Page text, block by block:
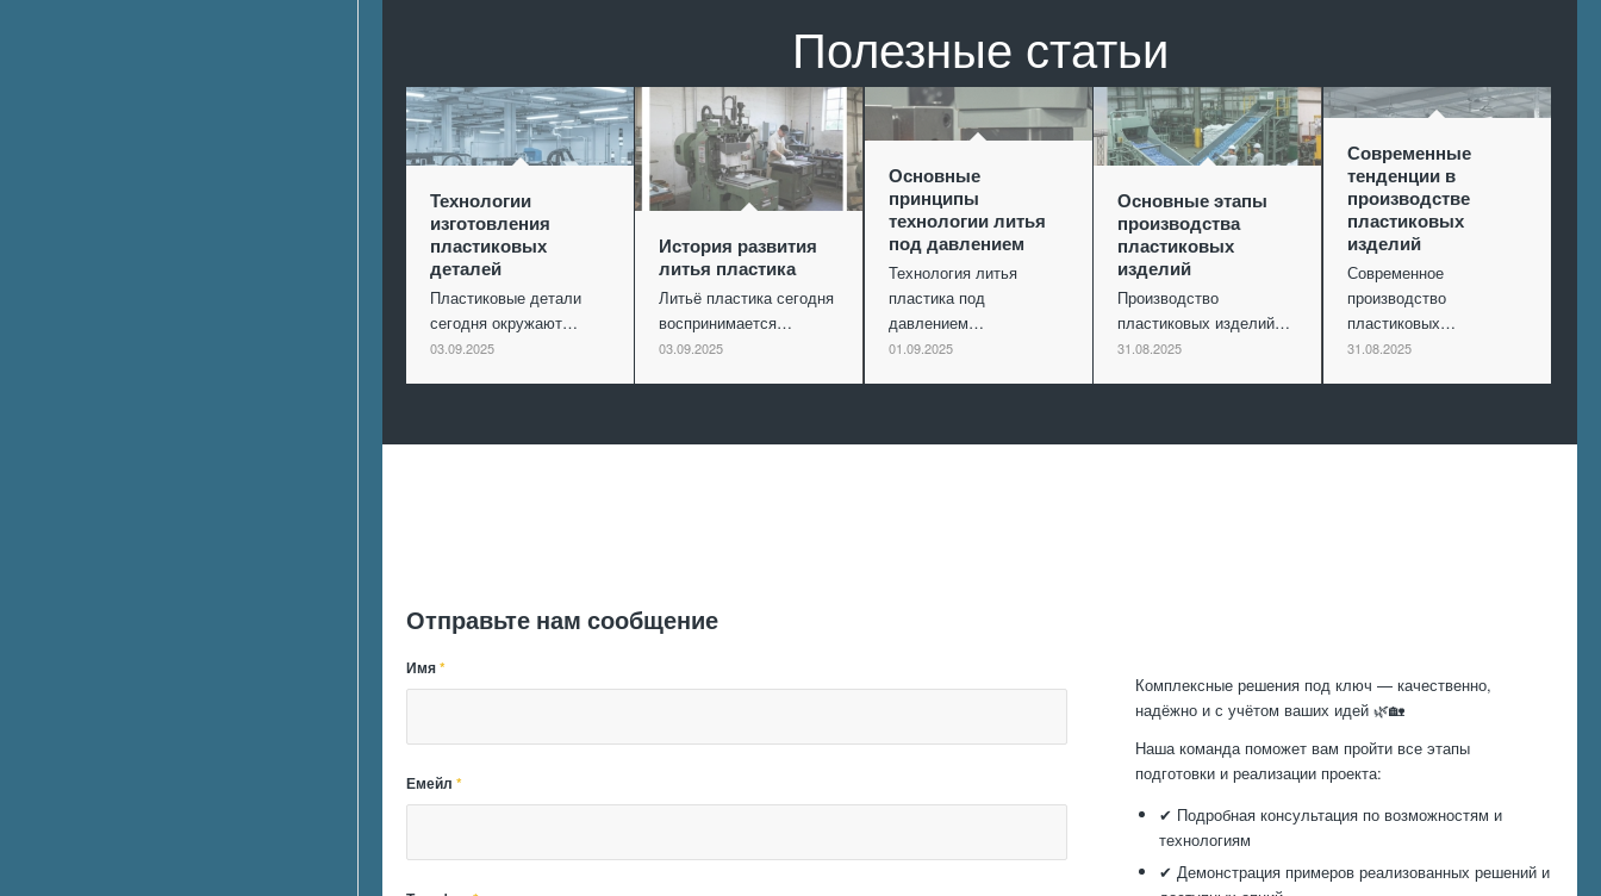
Полезные статьи
Технологии
изготовления
пластиковых
деталей
Пластиковые детали
сегодня окружают…
03.09.2025
История развития
литья пластика
Литьё пластика сегодня
воспринимается…
03.09.2025
Основные
принципы
технологии литья
под давлением
Технология литья
пластика под
давлением…
01.09.2025
Основные этапы
производства
пластиковых
изделий
Производство
пластиковых изделий…
31.08.2025
Современные
тенденции в
производстве
пластиковых
изделий
Современное
производство
пластиковых…
31.08.2025
Отправьте нам сообщение
Имя*
Емейл *
Комплексные решения под ключ — качественно,
надёжно и с учётом ваших идей 🌿🏡
Наша команда поможет вам пройти все этапы
подготовки и реализации проекта:
✔ Подробная консультация по возможностям и
технологиям
✔ Демонстрация примеров реализованных решений и